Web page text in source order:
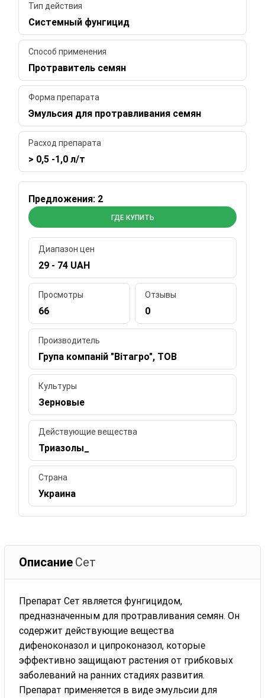
Тип действия
Системный фунгицид
Способ применения
Протравитель семян
Форма препарата
Эмульсия для протравливания семян
Расход препарата
> 0,5 -1,0 л/т
Предложения: 2
ГДЕ КУПИТЬ
Диапазон цен
29 - 74 UAH
Просмотры
66
Отзывы
0
Производитель
Група компаній "Вітагро", ТОВ
Культуры
Зерновые
Действующие вещества
Триазолы_
Страна
Украина
Описание Сет
Препарат Сет является фунгицидом,
предназначенным для протравливания семян. Он
содержит действующие вещества
дифеноконазол и ципроконазол, которые
эффективно защищают растения от грибковых
заболеваний на ранних стадиях развития.
Препарат применяется в виде эмульсии для